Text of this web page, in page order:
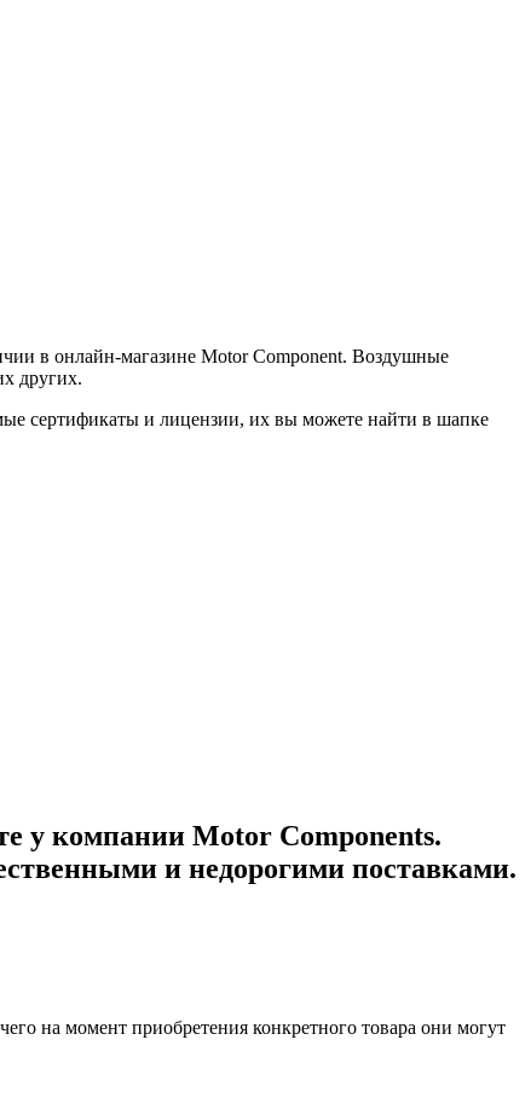
в онлайн-магазине Motor Component. Воздушные
других.
сертификаты и лицензии, их вы можете найти в шапке
у компании Motor Components.
и недорогими поставками.
на момент приобретения конкретного товара они могут